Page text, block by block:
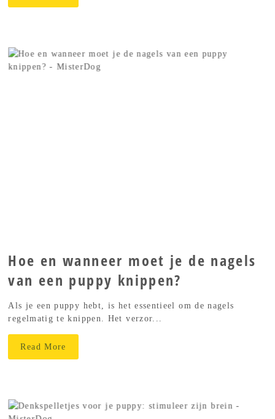
Hoe en wanneer moet je de nagels
van een puppy knippen?
Als je een puppy hebt, is het essentieel om de nagels
regelmatig te knippen. Het verzor...
Read More